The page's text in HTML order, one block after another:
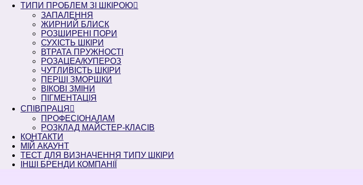
ТИПИ ПРОБЛЕМ ЗІ ШКІРОЮ
ЗАПАЛЕННЯ
ЖИРНИЙ БЛИСК
РОЗШИРЕНІ ПОРИ
СУХІСТЬ ШКІРИ
ВТРАТА ПРУЖНОСТІ
РОЗАЦЕА/КУПЕРОЗ
ЧУТЛИВІСТЬ ШКІРИ
ПЕРШІ ЗМОРШКИ
ВІКОВІ ЗМІНИ
ПІГМЕНТАЦІЯ
СПІВПРАЦЯ
ПРОФЕСІОНАЛАМ
РОЗКЛАД МАЙСТЕР-КЛАСІВ
КОНТАКТИ
МІЙ АКАУНТ
ТЕСТ ДЛЯ ВИЗНАЧЕННЯ ТИПУ ШКІРИ
ІНШІ БРЕНДИ КОМПАНІЇ